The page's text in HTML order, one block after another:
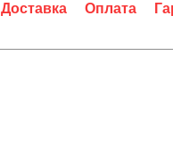
Доставка Оплата